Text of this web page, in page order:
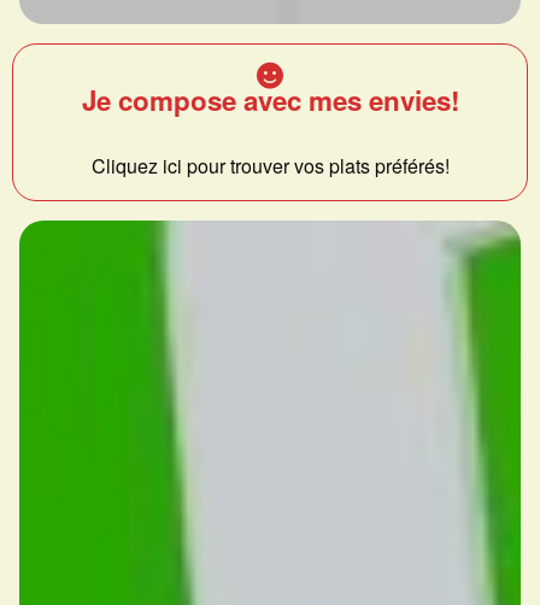
Je compose avec mes envies!
Cliquez ici pour trouver vos plats préférés!